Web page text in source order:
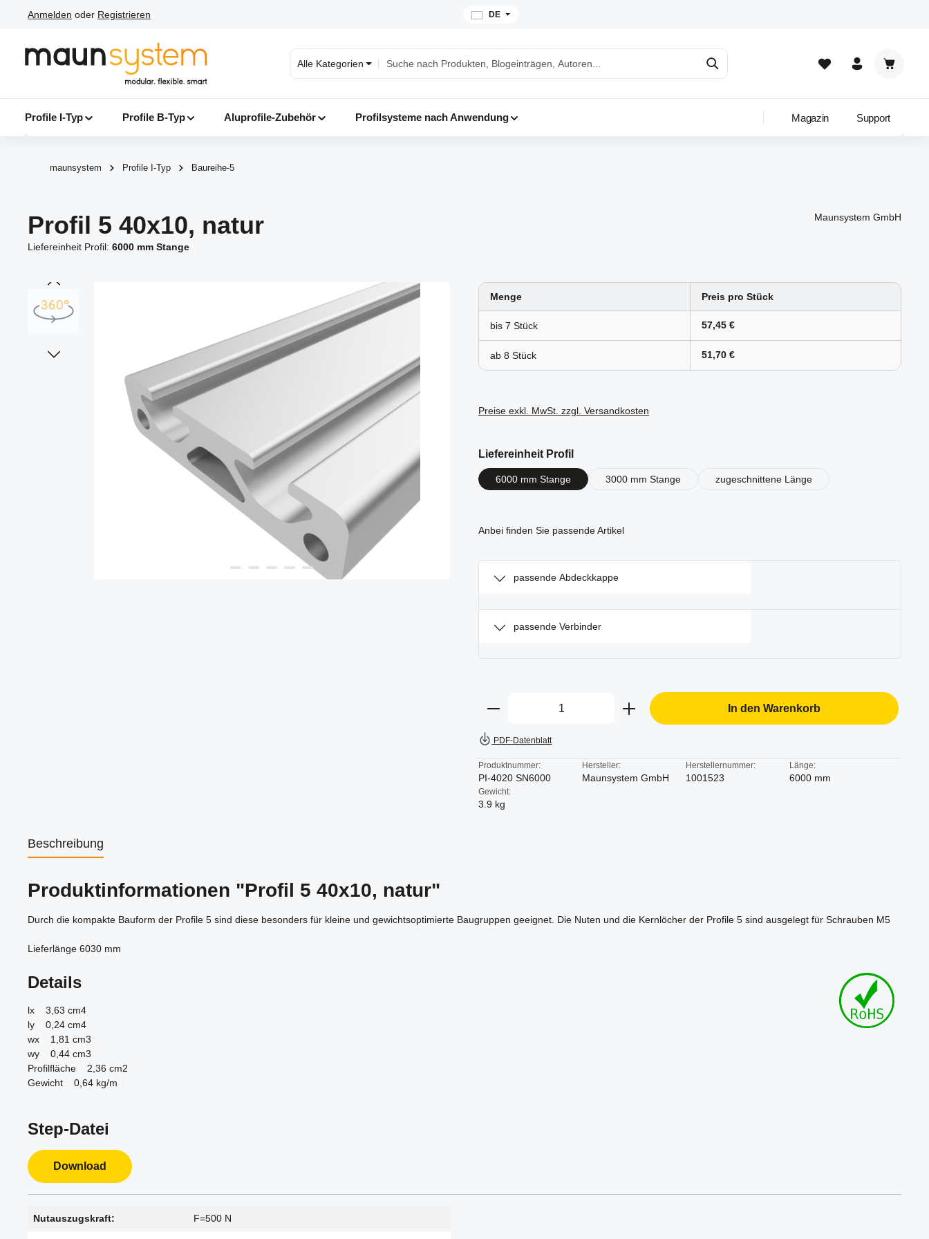
Hauptinhalt springen
Zur Suche springen
Zur Hauptnavigation springen
Anmelden oder Registrieren DE
Alle Kategorien
Profile I-Typ Profile B-Typ Aluprofile-Zubehör Profilsysteme nach Anwendung Magazin Support
maunsystem Profile I-Typ Baureihe-5
Profil 5 40x10, natur
Liefereinheit Profil: 6000 mm Stange
Maunsystem GmbH
Menge Preis pro Stück
bis 7 57,45 €
ab 8 51,70 €
Preise exkl. MwSt. zzgl. Versandkosten
Liefereinheit Profilauswählen
6000 mm Stange 3000 mm Stange zugeschnittene Länge
Anbei finden Sie passende Artikel
passende Abdeckkappe
passende Verbinder
Produkt Anzahl: Gib den gewünschten Wert ein oder
In den Warenkorb
PDF-Datenblatt
Produktnummer:
PI-4020 SN6000
Hersteller:
Maunsystem GmbH
Herstellernummer:
1001523
Länge:
6000 mm
Gewicht:
3.9 kg
Beschreibung
Produktinformationen "Profil 5 40x10, natur"
Durch die kompakte Bauform der Profile 5 sind diese besonders für kleine und gewichtsoptimierte Baugruppen geeignet. Die Nuten und die Kernlöcher der Profile 5 sind ausgelegt für Schrauben M5
Lieferlänge 6030 mm
Details
lx 3,63 cm4
ly 0,24 cm4
wx 1,81 cm3
wy 0,44 cm3
Profilfläche 2,36 cm2
Gewicht 0,64 kg/m
Step-Datei
Download
Nutauszugskraft: F=500 N